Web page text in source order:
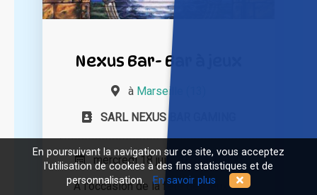
Nexus Bar- Bar à jeux
à Marseille (13)
SARL NEXUS BAR GAMING
mercredi 18 juin 2025 à 17h00
A l'occasion de la fête des jeux de
En poursuivant la navigation sur ce site, vous acceptez
l'utilisation de cookies à des fins statistiques et de
personnalisation. En savoir plus